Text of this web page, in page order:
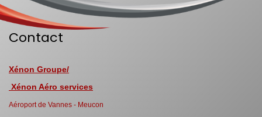
Contact
Xénon Groupe/
Xénon Aéro services
Aéroport de Vannes - Meucon